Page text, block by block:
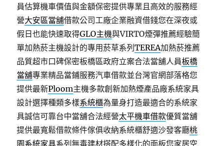
員估算機車價值與金額保密提供專業且高效的服務經
營大安區當舖借款公司工廠企業融資借錢您在深夜或
假日也能快速取得GLO主機與VIRTO煙彈推薦經驗簡
單加熱菸主機設計的專用菸草系列TEREA加熱菸推薦
品質超市口碑保密板橋區政府立案合法當舖人員板橋
當舖專業精品當鋪服務汽車借款並台灣官網部落格您
提供最新Ploom主機多款創新加熱煙產品廠系統家具
設計選擇種類多樣系統櫃為量身打造最適合的系統家
具誠信可靠台中當舖合法經營太平機車借款優質當舖
提供最寬鬆借款條件傢俱收納系統櫃舒適沙發客廳桃
園系統家具系列無毒建材搭配多樣化的面板您家居空